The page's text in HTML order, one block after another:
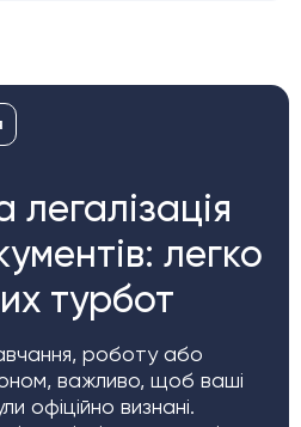
легалізація
легко
турбот
роботу або
важливо, щоб ваші
офіційно визнані.